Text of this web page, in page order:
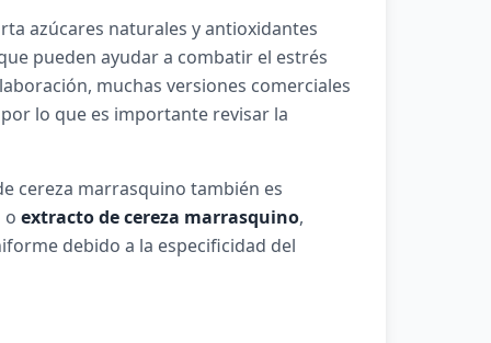
azúcares naturales y antioxidantes
pueden ayudar a combatir el estrés
muchas versiones comerciales
lo que es importante revisar la
cereza marrasquino también es
o extracto de cereza marrasquino,
debido a la especificidad del